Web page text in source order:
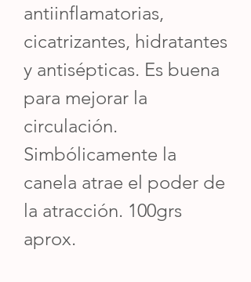
antiinflamatorias,
cicatrizantes, hidratantes
y antisépticas. Es buena
para mejorar la
circulación.
Simbólicamente la
canela atrae el poder de
la atracción. 100grs
aprox.